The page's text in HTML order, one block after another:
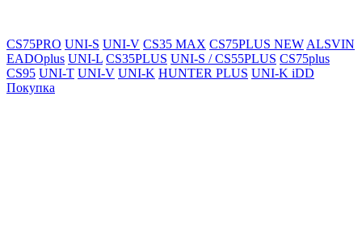
CS75PRO UNI-S UNI-V CS35 MAX CS75PLUS NEW ALSVIN
EADOplus UNI-L CS35PLUS UNI-S / CS55PLUS CS75plus
CS95 UNI-T UNI-V UNI-K HUNTER PLUS UNI-K iDD
Покупка